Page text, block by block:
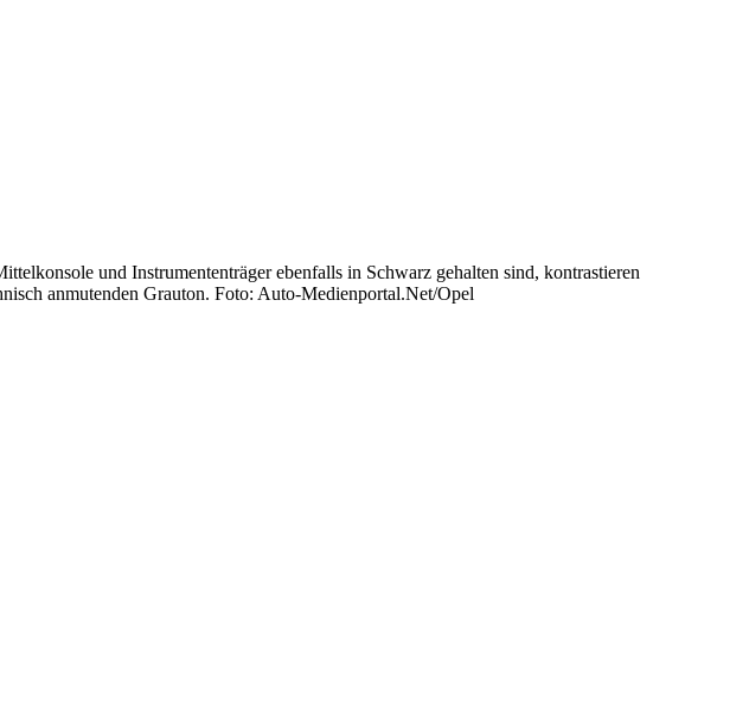
und Instrumententräger ebenfalls in Schwarz gehalten sind, kontrastieren
anmutenden Grauton. Foto: Auto-Medienportal.Net/Opel